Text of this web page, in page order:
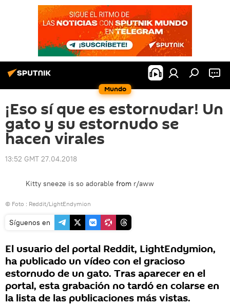
Mundo
¡Eso sí que es estornudar! Un
gato y su estornudo se
hacen virales
13:52 GMT 27.04.2018
Kitty sneeze is so adorable from r/aww
© Foto : Reddit/LightEndymion
Síguenos en
El usuario del portal Reddit, LightEndymion,
ha publicado un vídeo con el gracioso
estornudo de un gato. Tras aparecer en el
portal, esta grabación no tardó en colarse en
la lista de las publicaciones más vistas.